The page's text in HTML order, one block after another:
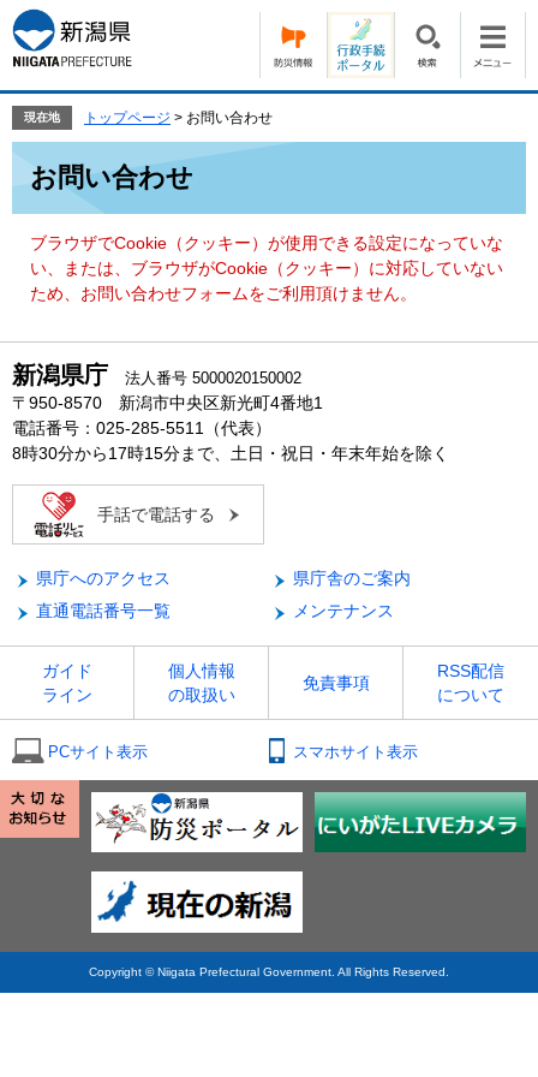
ー
ジ
の
頭
す。
ニ
ュ
ー
飛
て
現在地 トップページ > お問い合わせ
お問い合わせ
ブラウザでCookie（クッキー）が使用できる設定になっていな
い、または、ブラウザがCookie（クッキー）に対応していない
ため、お問い合わせフォームをご利用頂けません。
新潟県庁 法人番号 5000020150002
〒950-8570 新潟市中央区新光町4番地1
電話番号：025-285-5511（代表）
8時30分から17時15分まで、土日・祝日・年末年始を除く
手話で電話する
県庁へのアクセス
県庁舎のご案内
直通電話番号一覧
メンテナンス
ガイド
ライン
個人情報
の取扱い
免責事項
RSS配信
について
PCサイト表示 スマホサイト表示
Copyright © Niigata Prefectural Government. All Rights Reserved.